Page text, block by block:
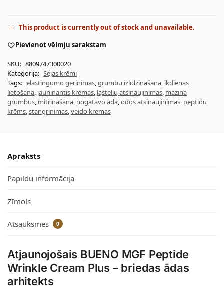
This product is currently out of stock and unavailable.
Pievienot vēlmju sarakstam
SKU: 8809747300020
Kategorija: Sejas krēmi
Tags: elastingumo gerinimas,grumbu izlīdzināšana, ikdienas
lietošana, jauninantis kremas, ląstelių atsinaujinimas, mazina
grumbus, mitrināšana, nogatavo āda,odos atsinaujinimas, peptīdu
krēms,stangrinimas,veido kremas
Apraksts
Papildu informācija
Zīmols
Atsauksmes 0
Atjaunojošais BUENO MGF Peptide
Wrinkle Cream Plus – briedas ādas
arhitekts